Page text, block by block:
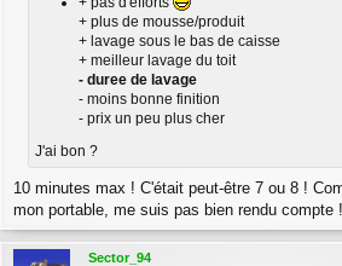
+ plus de mousse/produit
+ lavage sous le bas de caisse
+ meilleur lavage du toit
- duree de lavage
- moins bonne finition
- prix un peu plus cher
J'ai bon ?
10 minutes max ! C'était peut-être 7 ou 8 !
mon portable, me suis pas bien rendu compte
Sector_94